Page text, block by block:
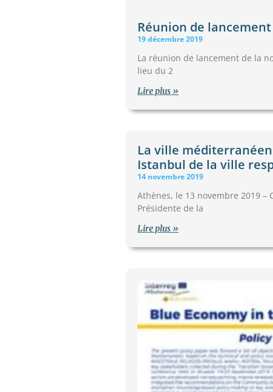
Réunion de
19 décembre 2019
La réunion de lancement de la
lieu du 2
Lire plus »
La ville
Istanbul de la ville
14 novembre 2019
Athènes, le 13 novembre 2019
Présidente de la
Lire plus »